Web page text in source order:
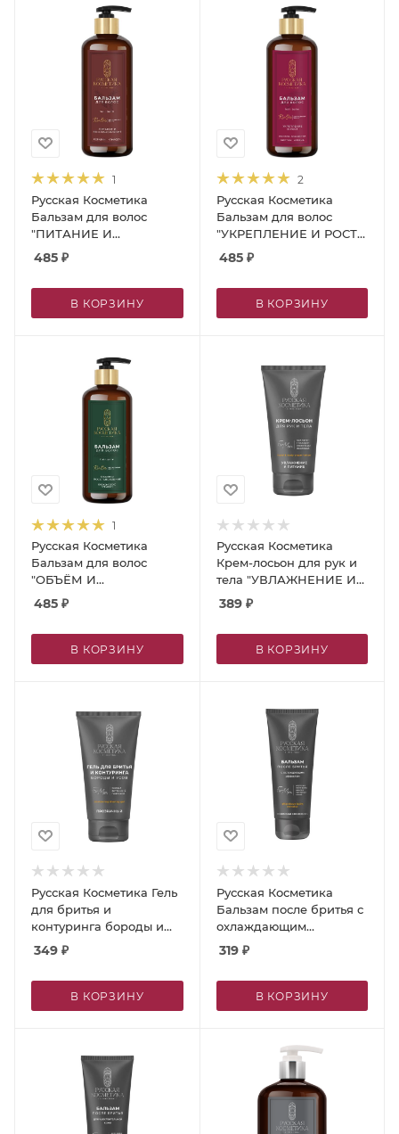
1
Русская Косметика
Бальзам для волос
"ПИТАНИЕ И
ВОССТАНОВЛЕНИЕ",
485 ₽
В КОРЗИНУ
2
Русская Косметика
Бальзам для волос
"УКРЕПЛЕНИЕ И РОСТ",
300 мл
485₽
В КОРЗИНУ
1
Русская Косметика
Бальзам для волос
"ОБЪЁМ И
ВОССТАНОВЛЕНИЕ",
485 ₽
В КОРЗИНУ
Русская Косметика
Крем-лосьон для рук и
тела "УВЛАЖНЕНИЕ И
ПИТАНИЕ", 150 мл
389₽
В КОРЗИНУ
Русская Косметика Гель
для бритья и
контуринга бороды и
усов, 150 мл
349 ₽
В КОРЗИНУ
Русская Косметика
Бальзам после бритья с
охлаждающим
эффектом, 100 мл
319₽
В КОРЗИНУ